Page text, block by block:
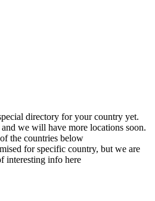
directory for your country yet.
we will have more locations soon.
the countries below
for specific country, but we are
interesting info here